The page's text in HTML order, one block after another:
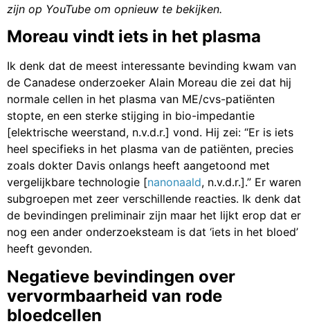
zijn op YouTube om opnieuw te bekijken.
Moreau vindt iets in het plasma
Ik denk dat de meest interessante bevinding kwam van
de Canadese onderzoeker Alain Moreau die zei dat hij
normale cellen in het plasma van ME/cvs-patiënten
stopte, en een sterke stijging in bio-impedantie
[elektrische weerstand, n.v.d.r.] vond. Hij zei: “Er is iets
heel specifieks in het plasma van de patiënten, precies
zoals dokter Davis onlangs heeft aangetoond met
vergelijkbare technologie [nanonaald, n.v.d.r.].” Er waren
subgroepen met zeer verschillende reacties. Ik denk dat
de bevindingen preliminair zijn maar het lijkt erop dat er
nog een ander onderzoeksteam is dat ‘iets in het bloed’
heeft gevonden.
Negatieve bevindingen over
vervormbaarheid van rode
bloedcellen